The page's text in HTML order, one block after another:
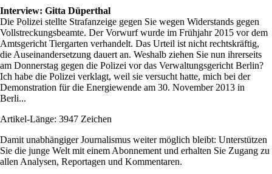
Interview: Gitta Düperthal
Die Polizei stellte Strafanzeige gegen Sie wegen Widerstands gegen
Vollstreckungsbeamte. Der Vorwurf wurde im Frühjahr 2015 vor dem
Amtsgericht Tiergarten verhandelt. Das Urteil ist nicht rechtskräftig,
die Auseinandersetzung dauert an. Weshalb ziehen Sie nun ihrerseits
am Donnerstag gegen die Polizei vor das Verwaltungsgericht Berlin?
Ich habe die Polizei verklagt, weil sie versucht hatte, mich bei der
Demonstration für die Energiewende am 30. November 2013 in
Berli...
Artikel-Länge: 3947 Zeichen
Damit unabhängiger Journalismus weiter möglich bleibt: Unterstützen
Sie die junge Welt mit einem Abonnement und erhalten Sie Zugang zu
allen Analysen, Reportagen und Kommentaren.